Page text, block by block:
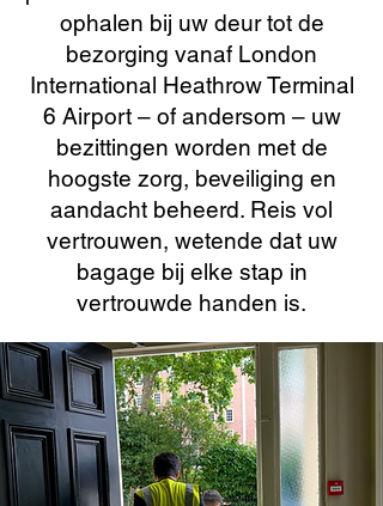
ophalen bij uw deur tot de
bezorging vanaf London
International Heathrow Terminal
6 Airport – of andersom – uw
bezittingen worden met de
hoogste zorg, beveiliging en
aandacht beheerd. Reis vol
vertrouwen, wetende dat uw
bagage bij elke stap in
vertrouwde handen is.